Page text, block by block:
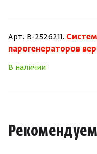
Арт. B-2526211.
парогенераторов
В наличии